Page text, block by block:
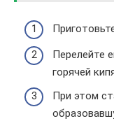
Перелейте
горячей
При этом